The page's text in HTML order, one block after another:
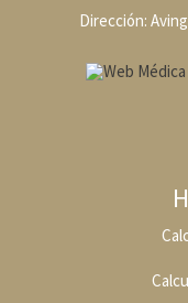
Dirección: